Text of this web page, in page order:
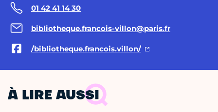
01 42 41 14 30
bibliotheque.francois-villon@paris.fr
/bibliotheque.francois.villon/
À LIRE AUSSI